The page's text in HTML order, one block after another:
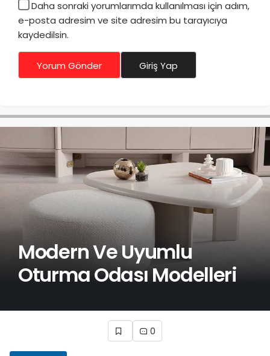
Daha sonraki yorumlarımda kullanılması için adım,
e-posta adresim ve site adresim bu tarayıcıya
kaydedilsin.
Yorum Gönder Giriş Yap
Modern Ve Uyumlu
Oturma Odası Modelleri
0